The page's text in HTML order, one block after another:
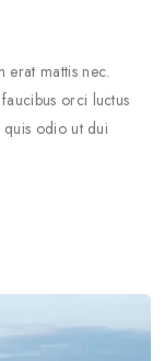
erat mattis nec.
orci luctus
quis odio ut dui